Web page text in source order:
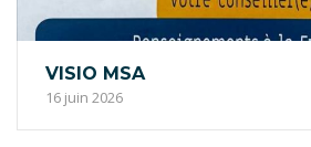
VISIO MSA
16 juin 2026